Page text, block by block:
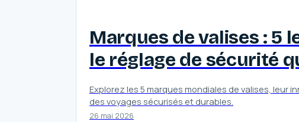
Marques de valises : 5
le réglage de sécurité
26 mai 2026
Explorez les 5 marques mondiales de valises, leur
des voyages sécurisés et durables.